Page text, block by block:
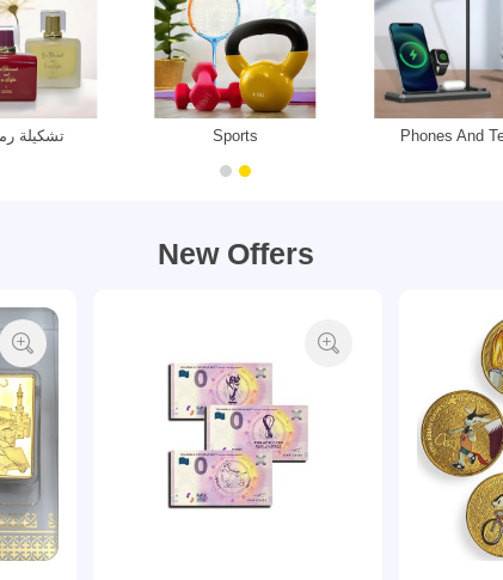
Phones And
Sports تشكيلة
New Offers